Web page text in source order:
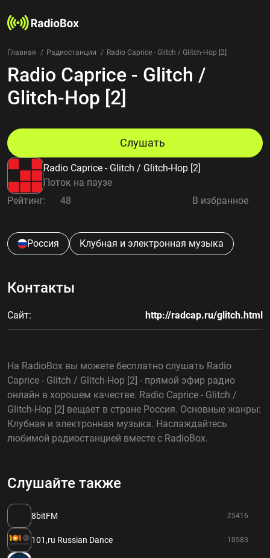
Радиостанции
Жанры
Страны
Избранное
Добавить радиостанцию
Контакты
Главная Радиостанции Radio Caprice - Glitch / Glitch-Hop [2]
Radio Caprice - Glitch /
Glitch-Hop [2]
Radio Caprice - Glitch / Glitch-Hop [2]
Поток на паузе
Слушать
Рейтинг: 48 В избранное
Россия Клубная и электронная музыка
Контакты
Сайт: http://radcap.ru/glitch.html
На RadioBox вы можете бесплатно слушать Radio
Caprice - Glitch / Glitch-Hop [2] - прямой эфир радио
онлайн в хорошем качестве. Radio Caprice - Glitch /
Glitch-Hop [2] вещает в стране Россия. Основные жанры:
Клубная и электронная музыка. Наслаждайтесь
любимой радиостанцией вместе с RadioBox.
Слушайте также
8bitFM 25416
101,ru Russian Dance 10583